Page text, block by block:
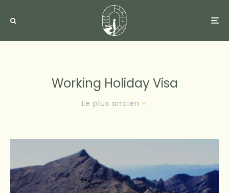
Working Holiday Visa
Le plus ancien